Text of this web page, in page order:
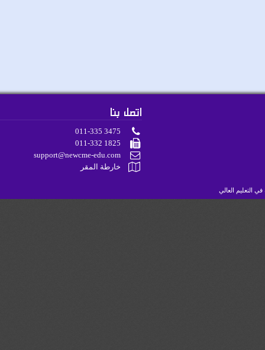
اتصل بنا
011-335 3475
011-332 1825
support@newcme-edu.com
خارطة المقر
العالي